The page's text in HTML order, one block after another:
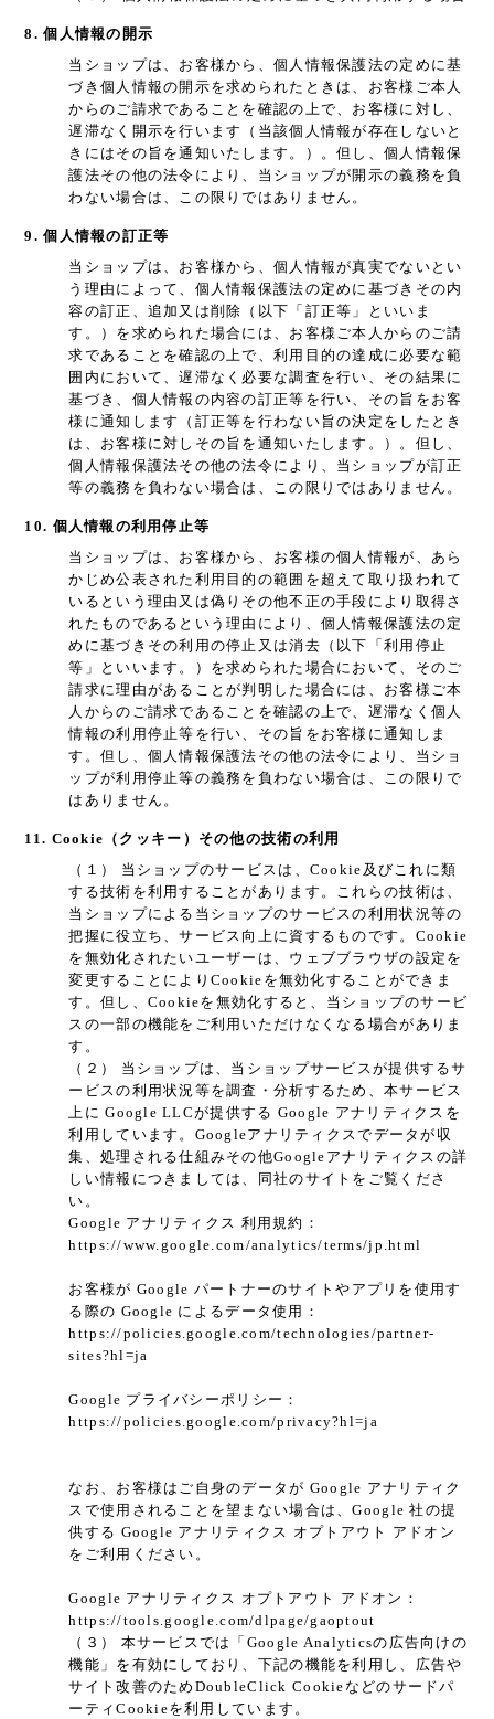
8. 個人情報の開示
当ショップは、お客様から、個人情報保護法の定めに基
づき個人情報の開示を求められたときは、お客様ご本人
からのご請求であることを確認の上で、お客様に対し、
遅滞なく開示を行います（当該個人情報が存在しないと
きにはその旨を通知いたします。）。但し、個人情報保
護法その他の法令により、当ショップが開示の義務を負
わない場合は、この限りではありません。
9. 個人情報の訂正等
当ショップは、お客様から、個人情報が真実でないとい
う理由によって、個人情報保護法の定めに基づきその内
容の訂正、追加又は削除（以下「訂正等」といいま
す。）を求められた場合には、お客様ご本人からのご請
求であることを確認の上で、利用目的の達成に必要な範
囲内において、遅滞なく必要な調査を行い、その結果に
基づき、個人情報の内容の訂正等を行い、その旨をお客
様に通知します（訂正等を行わない旨の決定をしたとき
は、お客様に対しその旨を通知いたします。）。但し、
個人情報保護法その他の法令により、当ショップが訂正
等の義務を負わない場合は、この限りではありません。
10. 個人情報の利用停止等
当ショップは、お客様から、お客様の個人情報が、あら
かじめ公表された利用目的の範囲を超えて取り扱われて
いるという理由又は偽りその他不正の手段により取得さ
れたものであるという理由により、個人情報保護法の定
めに基づきその利用の停止又は消去（以下「利用停止
等」といいます。）を求められた場合において、そのご
請求に理由があることが判明した場合には、お客様ご本
人からのご請求であることを確認の上で、遅滞なく個人
情報の利用停止等を行い、その旨をお客様に通知しま
す。但し、個人情報保護法その他の法令により、当ショ
ップが利用停止等の義務を負わない場合は、この限りで
はありません。
11. Cookie（クッキー）その他の技術の利用
（１） 当ショップのサービスは、Cookie及びこれに類
する技術を利用することがあります。これらの技術は、
当ショップによる当ショップのサービスの利用状況等の
把握に役立ち、サービス向上に資するものです。Cookie
を無効化されたいユーザーは、ウェブブラウザの設定を
変更することによりCookieを無効化することができま
す。但し、Cookieを無効化すると、当ショップのサービ
スの一部の機能をご利用いただけなくなる場合がありま
す。
（２） 当ショップは、当ショップサービスが提供するサ
ービスの利用状況等を調査・分析するため、本サービス
上に Google LLCが提供する Google アナリティクスを
利用しています。Googleアナリティクスでデータが収
集、処理される仕組みその他Googleアナリティクスの詳
しい情報につきましては、同社のサイトをご覧くださ
い。
Google アナリティクス 利用規約：
https://www.google.com/analytics/terms/jp.html
お客様が Google パートナーのサイトやアプリを使用す
る際の Google によるデータ使用：
https://policies.google.com/technologies/partner-
sites?hl=ja
Google プライバシーポリシー：
https://policies.google.com/privacy?hl=ja
なお、お客様はご自身のデータが Google アナリティク
スで使用されることを望まない場合は、Google 社の提
供する Google アナリティクス オプトアウト アドオン
をご利用ください。
Google アナリティクス オプトアウト アドオン：
https://tools.google.com/dlpage/gaoptout
（３） 本サービスでは「Google Analyticsの広告向けの
機能」を有効にしており、下記の機能を利用し、広告や
サイト改善のためDoubleClick Cookieなどのサードパ
ーティCookieを利用しています。